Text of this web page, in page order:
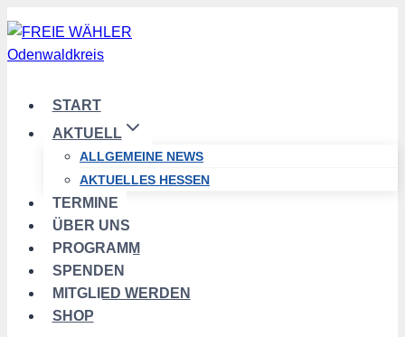
Zum
Inhalt
springen
START
AKTUELL
ALLGEMEINE NEWS
AKTUELLES HESSEN
TERMINE
ÜBER UNS
PROGRAMM
SPENDEN
MITGLIED WERDEN
SHOP